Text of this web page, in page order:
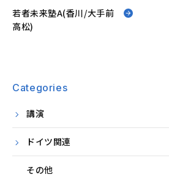
若者未来塾A(香川/大手前
高松)
Categories
講演
ドイツ関連
その他